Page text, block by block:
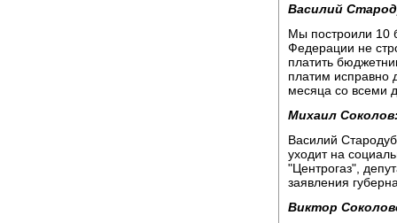
Василий
Мы построили 10
Федерации не
платить
платим исправно
месяца со всеми
Михаил
Василий
уходит на
"Центрогаз",
заявления
Виктор